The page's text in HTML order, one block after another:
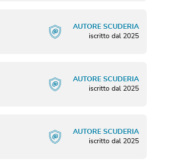
AUTORE SCUDERIA
iscritto dal 2025
AUTORE SCUDERIA
iscritto dal 2025
AUTORE SCUDERIA
iscritto dal 2025